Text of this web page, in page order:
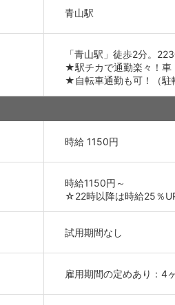
青山駅
「青山駅」徒歩2分。
★駅チカで通勤楽々！車
★自転車通勤も可！（駐
時給 1150円
時給1150円～
☆22時以降は時給25％
試用期間なし
雇用期間の定めあり：4